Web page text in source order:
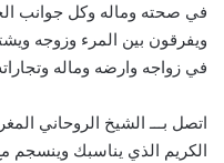
في صحته وماله وكل جوانب
ويفرقون بين المرء وزوجه
في زواجه وارضه وماله
اتصل بـــ الشيخ الروحاني
الكريم الذي يناسبك